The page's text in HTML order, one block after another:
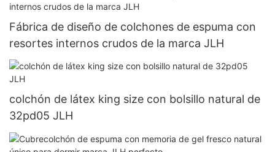
Fábrica de diseño de colchones de espuma con
resortes internos crudos de la marca JLH
colchón de látex king size con bolsillo natural de
32pd05 JLH